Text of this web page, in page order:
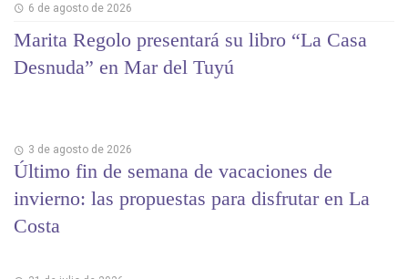
6 de agosto de 2026
Marita Regolo presentará su libro “La Casa
Desnuda” en Mar del Tuyú
3 de agosto de 2026
Último fin de semana de vacaciones de
invierno: las propuestas para disfrutar en La
Costa